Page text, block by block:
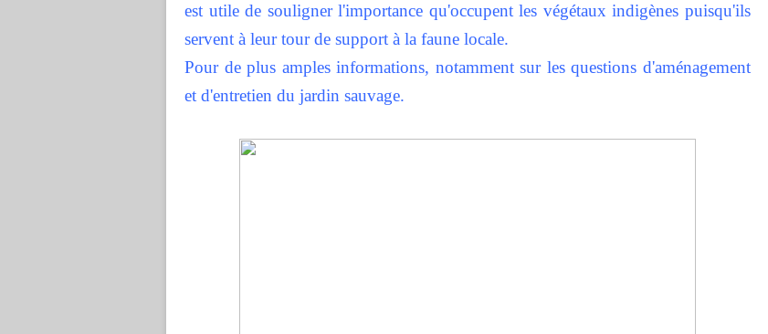
est utile de souligner l'importance qu'occupent les végétaux indigènes puisqu'ils
servent à leur tour de support à la faune locale.
Pour de plus amples informations, notamment sur les questions d'aménagement
et d'entretien du jardin sauvage.